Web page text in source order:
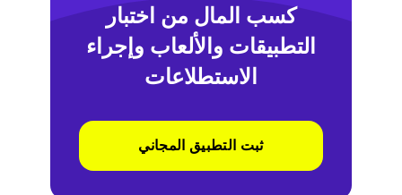
كسب المال من اختبار
التطبيقات والألعاب وإجراء
الاستطلاعات
ثبت التطبيق المجاني